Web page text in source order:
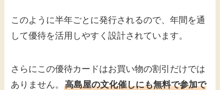
このように半年ごとに発行されるので、年間を通
して優待を活用しやすく設計されています。
さらにこの優待カードはお買い物の割引だけでは
ありません。高島屋の文化催しにも無料で参加で